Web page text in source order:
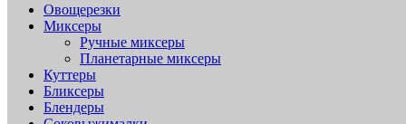
Овощерезки
Миксеры
Ручные миксеры
Планетарные миксеры
Куттеры
Бликсеры
Блендеры